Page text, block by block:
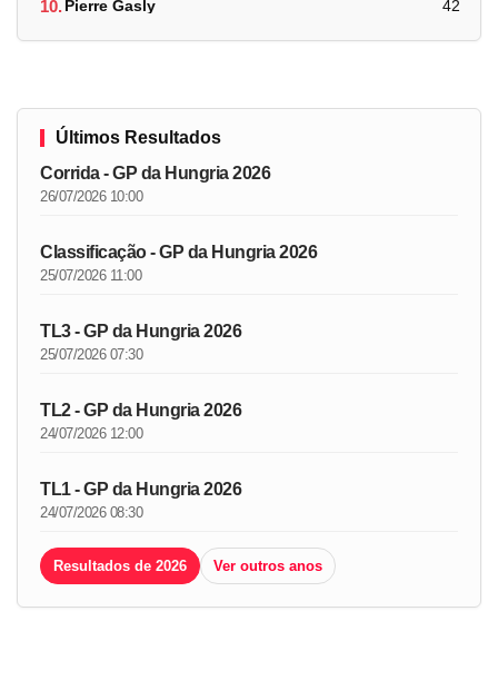
10.Pierre Gasly 42
Últimos Resultados
Corrida - GP da Hungria 2026
26/07/2026 10:00
Classificação - GP da Hungria 2026
25/07/2026 11:00
TL3 - GP da Hungria 2026
25/07/2026 07:30
TL2 - GP da Hungria 2026
24/07/2026 12:00
TL1 - GP da Hungria 2026
24/07/2026 08:30
Resultados de 2026 Ver outros anos